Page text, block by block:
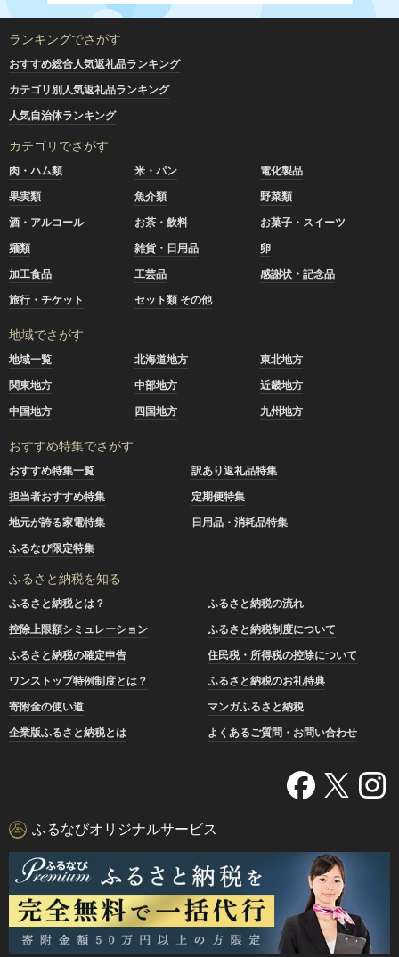
ランキングでさがす
おすすめ総合人気返礼品ランキング
カテゴリ別人気返礼品ランキング
人気自治体ランキング
カテゴリでさがす
肉・ハム類 米・パン
電化製品
果実類
魚介類
野菜類
酒・アルコール
お茶・飲料
お菓子・スイーツ
麺類
雑貨・日用品
卵
加工食品
工芸品
感謝状・記念品
旅行・チケット
セット類 その他
地域でさがす
地域一覧 北海道地方
東北地方
関東地方
中部地方
近畿地方
中国地方
四国地方 九州地方
おすすめ特集でさがす
おすすめ特集一覧
訳あり返礼品特集
担当者おすすめ特集
定期便特集
地元が誇る家電特集
日用品・消耗品特集
ふるなび限定特集
ふるさと納税を知る
ふるさと納税とは？
ふるさと納税の流れ
控除上限額シミュレーション
ふるさと納税制度について
ふるさと納税の確定申告
住民税・所得税の控除について
ワンストップ特例制度とは？
ふるさと納税のお礼特典
寄附金の使い道
マンガふるさと納税
企業版ふるさと納税とは
よくあるご質問・お問い合わせ
ふるなびオリジナルサービス